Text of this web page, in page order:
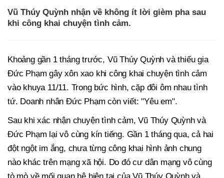
Vũ Thúy Quỳnh nhận về không ít lời gièm pha sau
khi công khai chuyện tình cảm.
Khoảng gần 1 tháng trước, Vũ Thúy Quỳnh và thiếu gia
Đức Phạm gây xôn xao khi công khai chuyện tình cảm
vào khuya 11/11. Trong bức hình, cặp đôi ôm nhau tình
tứ. Doanh nhân Đức Phạm còn viết: "Yêu em".
Sau khi xác nhận chuyện tình cảm, Vũ Thúy Quỳnh và
Đức Phạm lại vô cùng kín tiếng. Gần 1 tháng qua, cả hai
đột ngột im ắng, chưa từng công khai hình ảnh chung
nào khác trên mạng xã hội. Do đó cư dân mạng vô cùng